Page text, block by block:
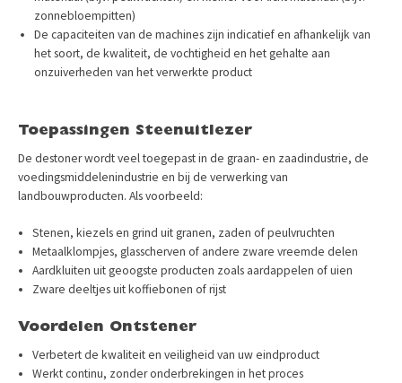
zonnebloempitten)
De capaciteiten van de machines zijn indicatief en afhankelijk van
het soort, de kwaliteit, de vochtigheid en het gehalte aan
onzuiverheden van het verwerkte product
Toepassingen Steenuitlezer
De destoner wordt veel toegepast in de graan- en zaadindustrie, de
voedingsmiddelenindustrie en bij de verwerking van
landbouwproducten. Als voorbeeld:
Stenen, kiezels en grind uit granen, zaden of peulvruchten
Metaalklompjes, glasscherven of andere zware vreemde delen
Aardkluiten uit geoogste producten zoals aardappelen of uien
Zware deeltjes uit koffiebonen of rijst
Voordelen Ontstener
Verbetert de kwaliteit en veiligheid van uw eindproduct
Werkt continu, zonder onderbrekingen in het proces